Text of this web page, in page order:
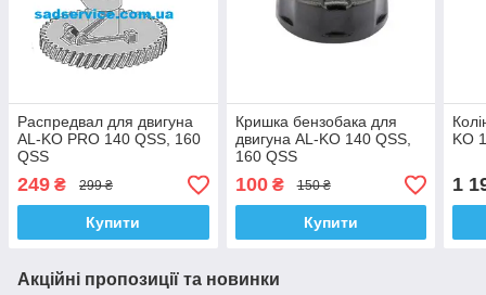
Распредвал для двигуна
AL-KO PRO 140 QSS, 160
QSS
249 ₴ 299 ₴
Купити
Кришка бензобака для
двигуна AL-KO 140 QSS,
160 QSS
100₴ 150 ₴
Купити
KO
1
Акційні пропозиції та новинки